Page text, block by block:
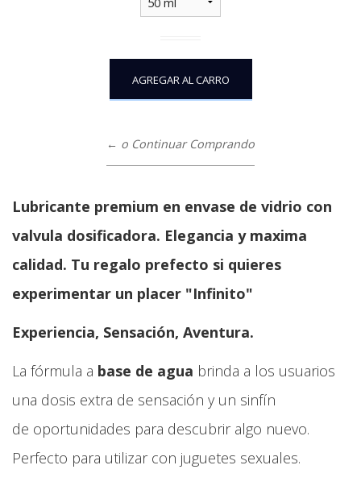
← o Continuar Comprando
Lubricante premium en envase de vidrio con
valvula dosificadora. Elegancia y maxima
calidad. Tu regalo prefecto si quieres
experimentar un placer "Infinito"
Experiencia, Sensación, Aventura.
La fórmula a base de agua brinda a los usuarios
una dosis extra de sensación y un sinfín
de oportunidades para descubrir algo nuevo.
Perfecto para utilizar con juguetes sexuales.